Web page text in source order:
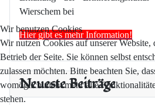
Wierschem bei
Hier gibt es mehr Information!
Neueste Beiträge
Wir benutzen Cookies
Wir nutzen Cookies auf unserer Website,
Betrieb der Seite. Sie können selbst
zulassen möchten. Bitte beachten Sie,
womöglich nicht mehr alle
stehen.